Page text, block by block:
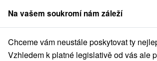
člen skupinySorger
SPA & AQUAPARK Turčianske Teplice
Na vašem soukromí nám záleží
Chceme vám neustále poskytovat ty
Vzhledem k platné legislativě od vás ale